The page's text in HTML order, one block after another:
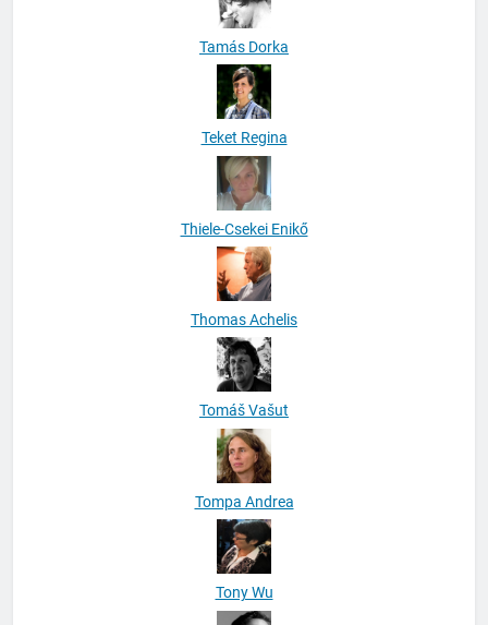
Tamás Dorka
Teket Regina
Thiele-Csekei Enikő
Thomas Achelis
Tomáš Vašut
Tompa Andrea
Tony Wu